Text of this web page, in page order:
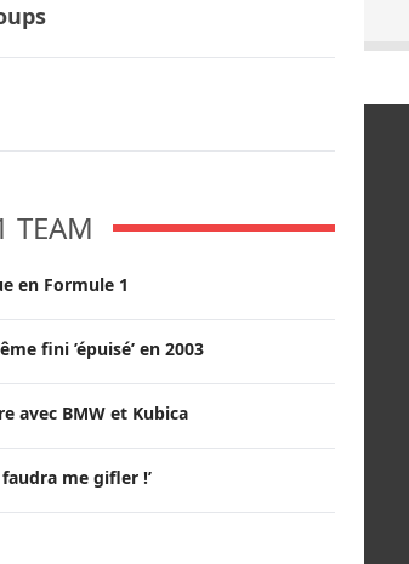
TEAM
en Formule 1
fini ’épuisé’ en 2003
avec BMW et Kubica
me gifler !’